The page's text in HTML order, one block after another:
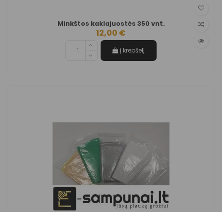
Minkštos kaklajuostės 350 vnt.
12,00 €
Į krepšelį